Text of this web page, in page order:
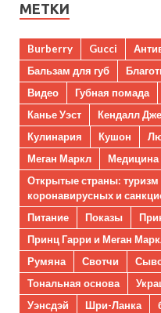
МЕТКИ
Burberry Gucci
Бальзам для губ
Видео
Губная помада
Канье Уэст
Кендалл
Кулинария
Кушон
Меган Маркл
Медицина
Открытые страны:
коронавирусных и
Питание
Показы
Принц Гарри и Меган
Румяна
Свотчи
Тональная основа
Уэнсдэй
Шри-Ланка